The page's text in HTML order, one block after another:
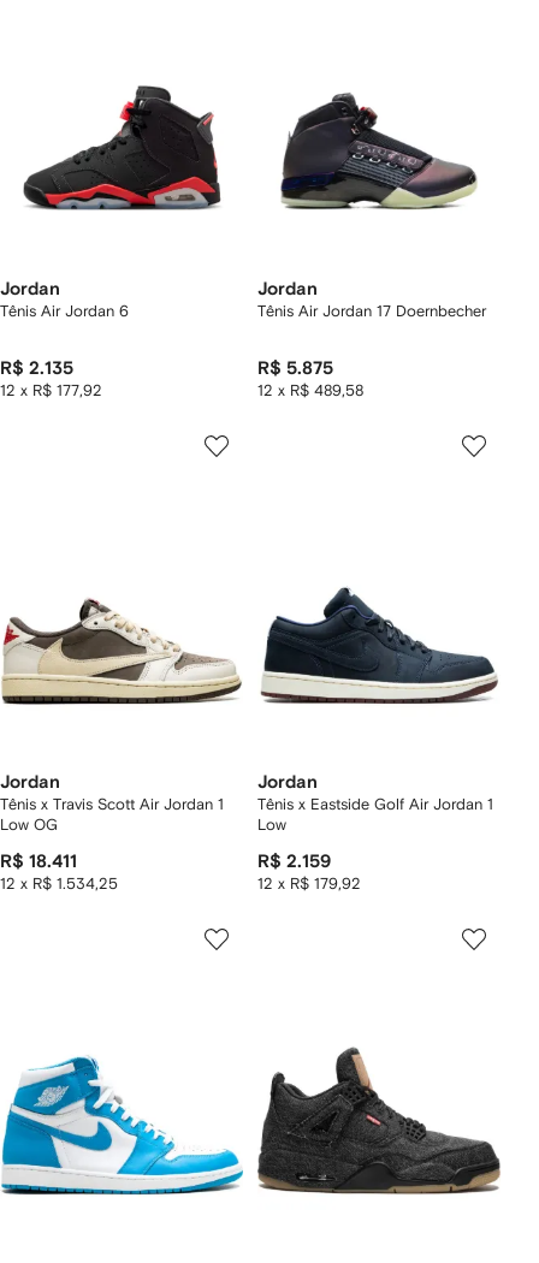
Jordan
Tênis Air Jordan 6
R$ 2.135
12 x R$ 177,92
Jordan
Tênis Air Jordan 17 Doernbecher
R$ 5.875
12 x R$ 489,58
Jordan
Tênis x Travis Scott Air Jordan 1
Low OG
R$ 18.411
12 x R$ 1.534,25
Jordan
Tênis x Eastside Golf Air Jordan 1
Low
R$ 2.159
12 x R$ 179,92